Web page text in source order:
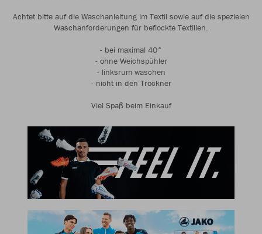
Achtet bitte auf die Waschanleitung im Textil sowie auf die spezielen
Waschanforderungen für beflockte Textilien.
- bei maximal 40°
- ohne Weichspühler
- linksrum waschen
- nicht in den Trockner
Viel Spaß beim Einkauf